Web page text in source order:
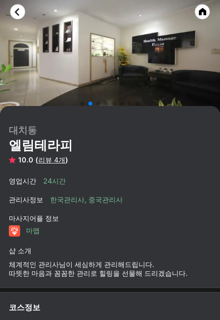
대치동
엘림테라피
10.0 (리뷰 4개)
영업시간 24시간
관리사정보 한국관리사, 중국관리사
마사지어플 정보
마맵
샵 소개
체계적인 관리사님이 세심하게 관리해드립니다.
따뜻한 마음과 꼼꼼한 관리로 힐링을 선물해 드리겠습니다.
코스정보